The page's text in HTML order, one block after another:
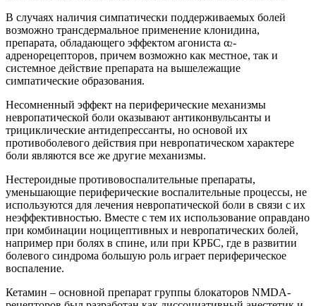
В случаях наличия симпатически поддерживаемых болей
возможно трансдермальное применение клонидина,
препарата, обладающего эффектом агониста α2-
адренорецепторов, причем возможно как местное, так и
системное действие препарата на вышележащие
симпатические образования.
Несомненный эффект на периферические механизмы
невропатической боли оказывают антиконвульсанты и
трициклические антидепрессанты, но основой их
противоболевого действия при невропатическом характере
боли являются все же другие механизмы.
Нестероидные противовоспалительные препараты,
уменьшающие периферические воспалительные процессы, не
используются для лечения невропатической боли в связи с их
неэффективностью. Вместе с тем их использование оправдано
при комбинации ноцицептивных и невропатических болей,
например при болях в спине, или при КРБС, где в развитии
болевого синдрома большую роль играет периферическое
воспаление.
Кетамин – основной препарат группы блокаторов NMDA-